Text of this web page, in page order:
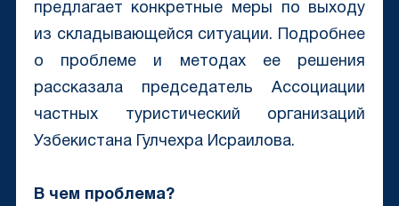
предлагает конкретные меры по выходу
из складывающейся ситуации. Подробнее
о проблеме и методах ее решения
рассказала председатель Ассоциации
частных туристический организаций
Узбекистана Гулчехра Исраилова.
В чем проблема?